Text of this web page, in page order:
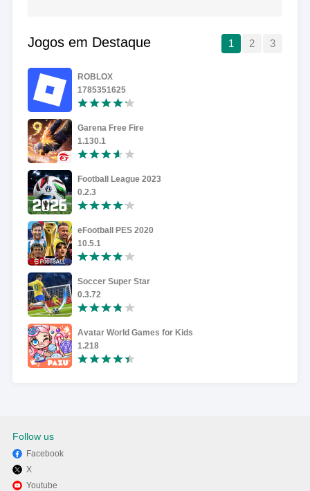
Jogos em Destaque 1 2 3
ROBLOX
1785351625
Garena Free Fire
1.130.1
Football League 2023
0.2.3
eFootball PES 2020
10.5.1
Soccer Super Star
0.3.72
Avatar World Games for Kids
1.218
Follow us
Facebook
X
Youtube